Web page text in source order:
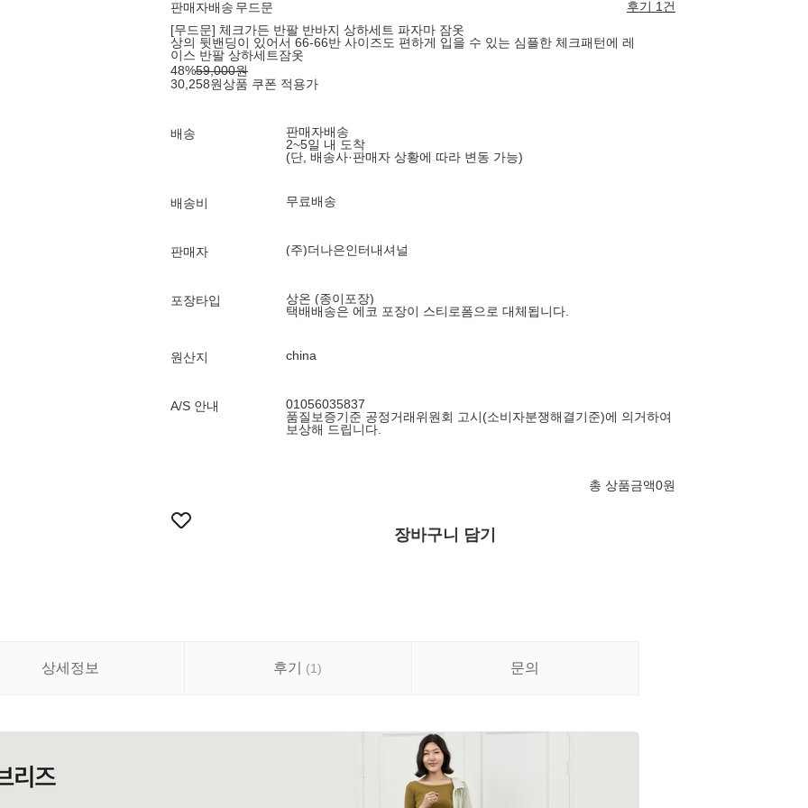
판매자배송 무드문
후기 1건
[무드문] 체크가든 반팔 반바지 상하세트 파자마 잠옷
상의 뒷밴딩이 있어서 66-66반 사이즈도 편하게 입을 수 있는 심플한 체크패턴에 레
이스 반팔 상하세트잠옷
48%59,000원
30,258원상품 쿠폰 적용가
배송
판매자배송
2~5일 내 도착
(단, 배송사·판매자 상황에 따라 변동 가능)
배송비 무료배송
판매자 (주)더나은인터내셔널
포장타입
상온 (종이포장)
택배배송은 에코 포장이 스티로폼으로 대체됩니다.
원산지 china
A/S 안내
01056035837
품질보증기준 공정거래위원회 고시(소비자분쟁해결기준)에 의거하여
보상해 드립니다.
총 상품금액0원
장바구니 담기
상세정보 후기 (1) 문의